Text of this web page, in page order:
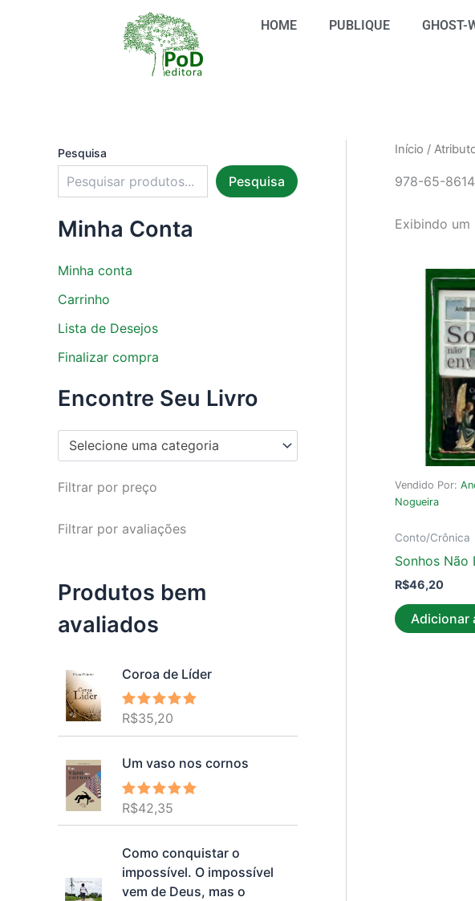
HOME PUBLIQUE GHOST-
Pesquisa
Pesquisa
Minha Conta
Minha conta
Carrinho
Lista de Desejos
Finalizar compra
Encontre Seu Livro
Selecione uma categoria
Filtrar por preço
Filtrar por avaliações
Produtos bem
avaliados
Coroa de Líder
Avaliação
R$35,20
Um vaso nos cornos
Avaliação
de 5
R$42,35
Como conquistar o
impossível. O impossível
vem de Deus, mas o
u
m
c
g
o
r
a
Início /
978-65-
Exibindo
Vendido Por:
Nogueira
Conto/Crônica
Sonhos Não
R$46,20
Adicionar